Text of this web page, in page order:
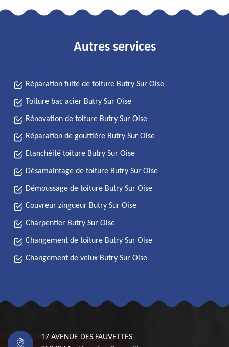
Autres services
Réparation fuite de toiture Butry Sur Oise
Toiture bac acier Butry Sur Oise
Rénovation de toiture Butry Sur Oise
Réparation de gouttière Butry Sur Oise
Etanchéité toiture Butry Sur Oise
Désamaintage de toiture Butry Sur Oise
Démoussage de toiture Butry Sur Oise
Couvreur zingueur Butry Sur Oise
Charpentier Butry Sur Oise
Changement de toiture Butry Sur Oise
Changement de velux Butry Sur Oise
17 AVENUE DES FAUVETTES